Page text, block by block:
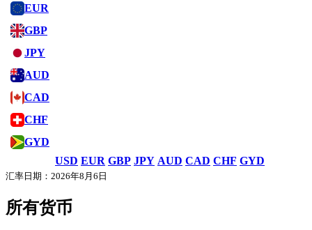
EUR
GBP
JPY
AUD
CAD
CHF
GYD
USD EUR GBP JPY AUD CAD CHF GYD
汇率日期：2026年8月6日
所有货币